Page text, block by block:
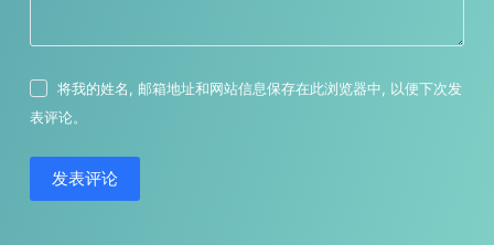
将我的姓名, 邮箱地址和网站信息保存在此浏览器中, 以便下次发
表评论。
发表评论